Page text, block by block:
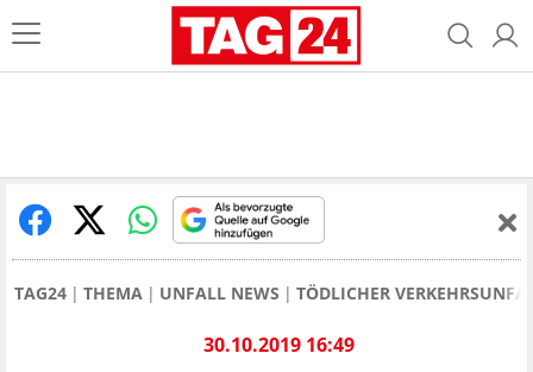
TAG24 THEMA UNFALL NEWS TÖDLICHER
30.10.2019 16:49